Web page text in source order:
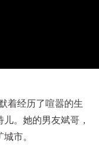
着经历了喧嚣的生
。她的男友斌哥，
市。